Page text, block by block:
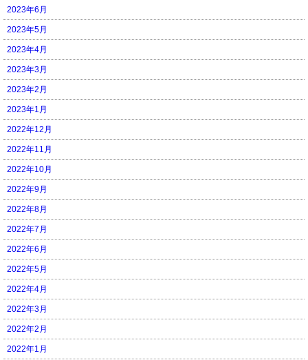
2023年6月
2023年5月
2023年4月
2023年3月
2023年2月
2023年1月
2022年12月
2022年11月
2022年10月
2022年9月
2022年8月
2022年7月
2022年6月
2022年5月
2022年4月
2022年3月
2022年2月
2022年1月